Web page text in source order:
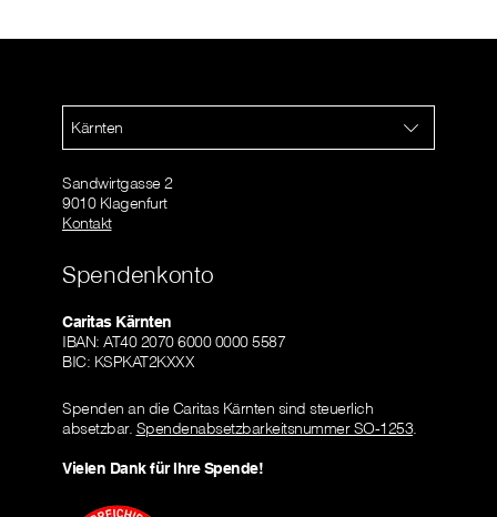
Kärnten
Sandwirtgasse 2
9010 Klagenfurt
Kontakt
Spendenkonto
Caritas Kärnten
IBAN: AT40 2070 6000 0000 5587
BIC: KSPKAT2KXXX
Spenden an die Caritas Kärnten sind steuerlich
absetzbar. Spendenabsetzbarkeitsnummer SO-1253.
Vielen Dank für Ihre Spende!